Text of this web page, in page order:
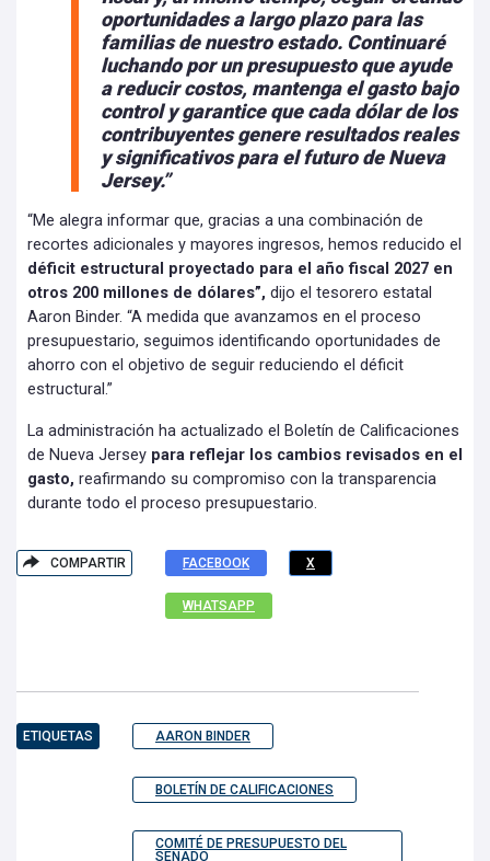
oportunidades a largo plazo para las
familias de nuestro estado. Continuaré
luchando por un presupuesto que ayude
a reducir costos, mantenga el gasto bajo
control y garantice que cada dólar de los
contribuyentes genere resultados reales
y significativos para el futuro de Nueva
Jersey.”
“Me alegra informar que, gracias a una combinación de
recortes adicionales y mayores ingresos, hemos reducido el
déficit estructural proyectado para el año fiscal 2027 en
otros 200 millones de dólares”, dijo el tesorero estatal
Aaron Binder. “A medida que avanzamos en el proceso
presupuestario, seguimos identificando oportunidades de
ahorro con el objetivo de seguir reduciendo el déficit
estructural.”
La administración ha actualizado el Boletín de Calificaciones
de Nueva Jersey para reflejar los cambios revisados en el
gasto, reafirmando su compromiso con la transparencia
durante todo el proceso presupuestario.
COMPARTIR FACEBOOK X
WHATSAPP
ETIQUETAS AARON BINDER
BOLETÍN DE CALIFICACIONES
COMITÉ DE PRESUPUESTO DEL
SENADO